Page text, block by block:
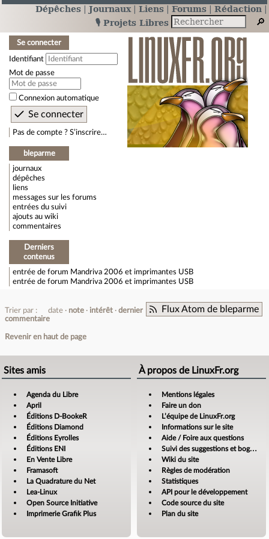
Dépêches Journaux Liens Forums
Rédaction
🎙️ Projets Libres
Se connecter
Identifiant
Mot de passe
Connexion automatique
Pas de compte ? S’inscrire…
bleparme
journaux
dépêches
liens
messages sur les forums
entrées du suivi
ajouts au wiki
commentaires
Derniers
contenus
entrée de forum Mandriva 2006 et imprimantes USB
entrée de forum Mandriva 2006 et imprimantes USB
Flux Atom de bleparme
Trier par : date note intérêt
dernier
commentaire
Revenir en haut de page
Sites amis
Agenda du Libre
April
Éditions D-BookeR
Éditions Diamond
Éditions Eyrolles
Éditions ENI
En Vente Libre
Framasoft
La Quadrature du Net
Lea-Linux
Open Source Initiative
Imprimerie Grafik Plus
À propos de LinuxFr.org
Mentions légales
Faire un don
L’équipe de LinuxFr.org
Informations sur le site
Aide / Foire aux questions
Suivi des suggestions et bogues
Wiki du site
Règles de modération
Statistiques
API pour le développement
Code source du site
Plan du site